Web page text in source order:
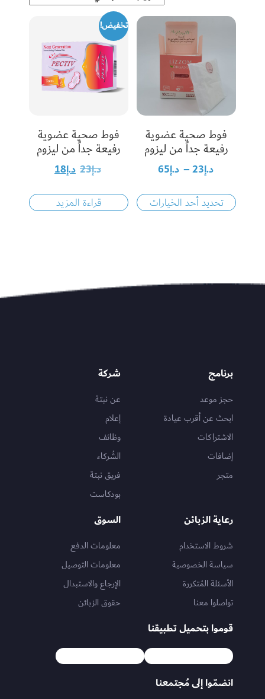
فوط صحية عضوية
رفيعة جداً من ليزوم
د.إ23
– د.إ65
تحديد أحد الخيارات
تخفيض!
فوط صحية عضوية
رفيعة جداً من ليزوم
د.إ23 د.إ18
قراءة المزيد
برنامج
حجز موعد
ابحث عن أقرب عيادة
الاشتراكات
إضافات
متجر
شركة
عن نبتة
إعلام
وظائف
الشُركاء
فريق نبتة
بودكاست
رعاية الزبائن
شروط الاستخدام
سياسة الخصوصية
الأسئلة المُتكررة
تواصلوا معنا
السوق
معلومات الدفع
معلومات التوصيل
الإرجاع والاستبدال
حقوق الزبائن
قوموا بتحميل تطبيقنا
انضمّوا إلى مُجتمعنا